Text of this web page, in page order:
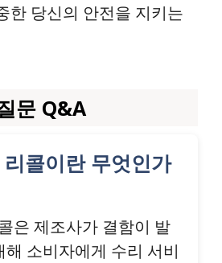
한 당신의 안전을 지키는
문 Q&A
콜이란 무엇인가
은 제조사가 결함이 발
해 소비자에게 수리 서비